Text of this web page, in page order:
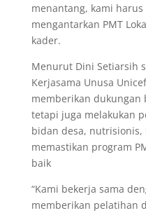
menantang, kami
mengantarkan PMT
kader.
Menurut Dini Setiarsih
Kerjasama Unusa
memberikan dukungan
tetapi juga melakukan
bidan desa,
memastikan program
baik
“Kami bekerja sama
memberikan pelatihan